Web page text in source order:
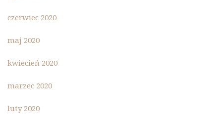
czerwiec 2020
maj 2020
kwiecień 2020
marzec 2020
luty 2020